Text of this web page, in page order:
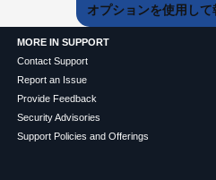
オプションを使用して
MORE IN SUPPORT
Contact Support
Report an Issue
Provide Feedback
Security Advisories
Support Policies and Offerings